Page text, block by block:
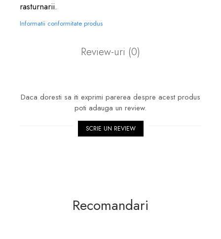
rasturnarii.
Informatii conformitate produs
Review-uri (0)
Daca doresti sa iti exprimi parerea despre acest produs
poti adauga un review.
SCRIE UN REVIEW
Recomandari